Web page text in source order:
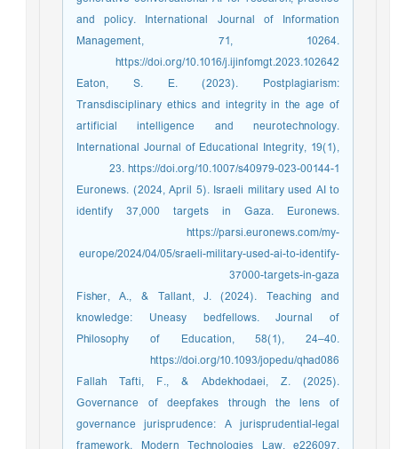
and policy. International Journal of Information
Management, 71, 10264.
https://doi.org/10.1016/j.ijinfomgt.2023.102642
Eaton, S. E. (2023). Postplagiarism:
Transdisciplinary ethics and integrity in the age of
artificial intelligence and neurotechnology.
International Journal of Educational Integrity, 19(1),
23. https://doi.org/10.1007/s40979-023-00144-1
Euronews. (2024, April 5). Israeli military used AI to
identify 37,000 targets in Gaza. Euronews.
https://parsi.euronews.com/my-
europe/2024/04/05/sraeli-military-used-ai-to-identify-
37000-targets-in-gaza
Fisher, A., & Tallant, J. (2024). Teaching and
knowledge: Uneasy bedfellows. Journal of
Philosophy of Education, 58(1), 24–40.
https://doi.org/10.1093/jopedu/qhad086
Fallah Tafti, F., & Abdekhodaei, Z. (2025).
Governance of deepfakes through the lens of
governance jurisprudence: A jurisprudential-legal